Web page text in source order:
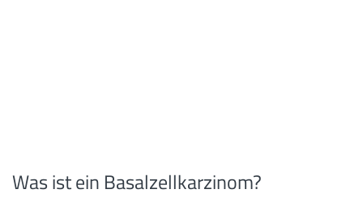
Was ist ein Basalzellkarzinom?